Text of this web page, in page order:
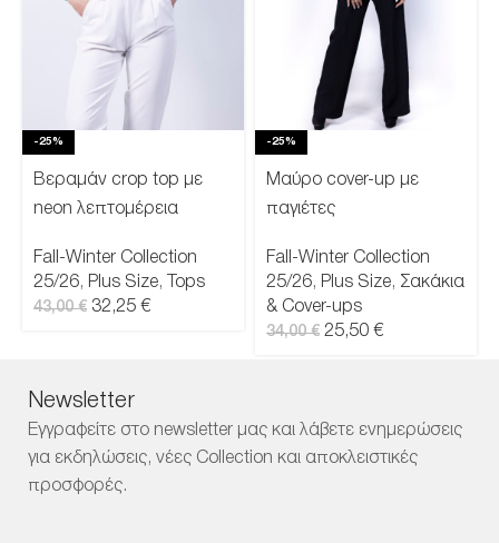
-25%
Βεραμάν crop top με
neon λεπτομέρεια
Fall-Winter Collection
25/26, Plus Size, Tops
43,00€ 32,25 €
-25%
Μαύρο cover-up με
παγιέτες
Fall-Winter Collection
25/26, Plus Size, Σακάκια
& Cover-ups
34,00€ 25,50 €
Newsletter
Εγγραφείτε στο newsletter μας και λάβετε ενημερώσεις
για εκδηλώσεις, νέες Collection και αποκλειστικές
προσφορές.